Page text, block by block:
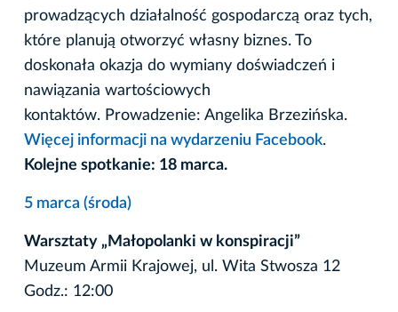
prowadzących działalność gospodarczą oraz tych,
które planują otworzyć własny biznes. To
doskonała okazja do wymiany doświadczeń i
nawiązania wartościowych
kontaktów. Prowadzenie: Angelika Brzezińska.
Więcej informacji na wydarzeniu Facebook.
Kolejne spotkanie: 18 marca.
5 marca (środa)
Warsztaty „Małopolanki w konspiracji”
Muzeum Armii Krajowej, ul. Wita Stwosza 12
Godz.: 12:00